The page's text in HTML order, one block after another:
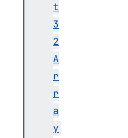
t
3
2
A
r
r
a
y